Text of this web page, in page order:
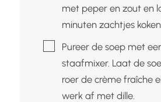
met peper en zout en
minuten zachtjes koken.
▢Pureer de soep met
staafmixer. Laat de
roer de crème fraîche
werk af met dille.